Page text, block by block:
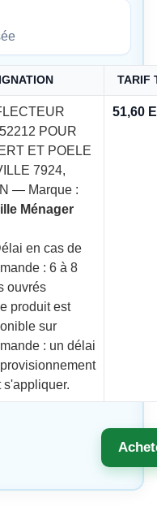
TARIF
POUR
ET POELE
7924,
— Marque :
Ménager
en cas de
: 6 à 8
ouvrés
produit est
sur
: un délai
s'appliquer.
51,60